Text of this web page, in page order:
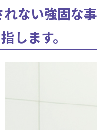
ない強固な
します。